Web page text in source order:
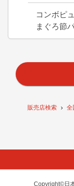
販売店検索 全
コンボピ
まぐろ節
Copyright©日